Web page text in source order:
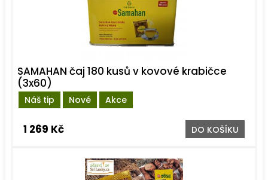
Náš tip Nové Akce
SAMAHAN čaj 180 kusů v kovové krabičce
(3x60)
1 269 Kč DO KOŠÍKU